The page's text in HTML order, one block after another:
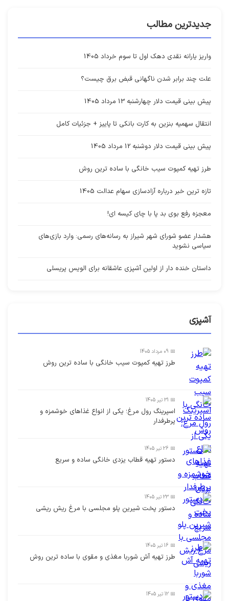
جدیدترین مطالب
واریز یارانه نقدی دهک اول تا سوم خرداد 1405
علت چند برابر شدن ناگهانی قبض برق چیست؟
پیش بینی قیمت دلار چهارشنبه 13 مرداد 1405
انتقال سهمیه بنزین به کارت بانکی تا پاییز + جزئیات کامل
پیش بینی قیمت دلار دوشنبه 12 مرداد 1405
طرز تهیه کمپوت سیب خانگی با ساده ترین روش
تازه ترین خبر درباره آزادسازی سهام عدالت 1405
معجزه رفع بوی بد پا با چای کیسه ای!
هشدار عضو شورای شهر شیراز به رسانه‌های رسمی: وارد بازی‌های
سیاسی نشوید
داستان خنده دار از اولین آشپزی عاشقانه برای الویس پریسلی
آشپزی
📅 09 مرداد 1405
طرز تهیه کمپوت سیب خانگی با ساده ترین روش
📅 31 تیر 1405
اسپرینگ رول مرغ؛ یکی از انواع غذاهای خوشمزه و
پرطرفدار
📅 26 تیر 1405
دستور تهیه قطاب یزدی خانگی ساده و سریع
📅 23 تیر 1405
دستور پخت شیرین پلو مجلسی با مرغ ریش ریشی
📅 16 تیر 1405
طرز تهیه آش شوربا مغذی و مقوی با ساده ترین روش
📅 12 تیر 1405